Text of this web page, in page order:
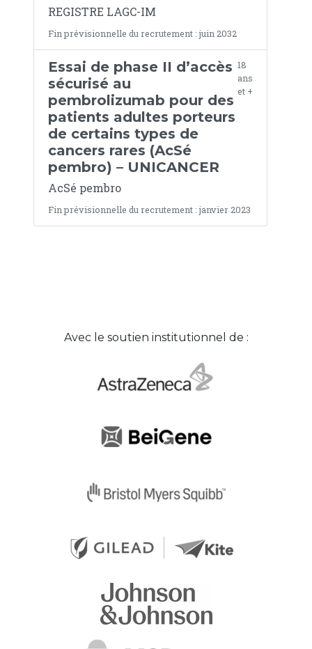
REGISTRE LAGC-IM
Fin prévisionnelle du recrutement : juin 2032
Essai de phase II d’accès
sécurisé au
pembrolizumab pour des
patients adultes porteurs
de certains types de
cancers rares (AcSé
pembro) – UNICANCER
18
ans
et +
AcSé pembro
Fin prévisionnelle du recrutement : janvier 2023
Avec le soutien institutionnel de :